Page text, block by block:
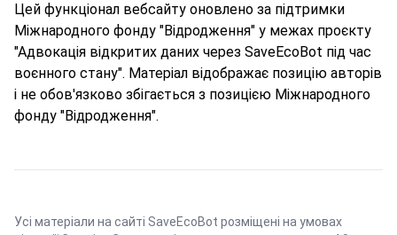
Цей функціонал вебсайту оновлено за підтримки
Міжнародного фонду "Відродження" у межах проєкту
"Адвокація відкритих даних через SaveEcoBot під час
воєнного стану". Матеріал відображає позицію авторів
і не обов'язково збігається з позицією Міжнародного
фонду "Відродження".
Усі матеріали на сайті SaveEcoBot розміщені на умовах